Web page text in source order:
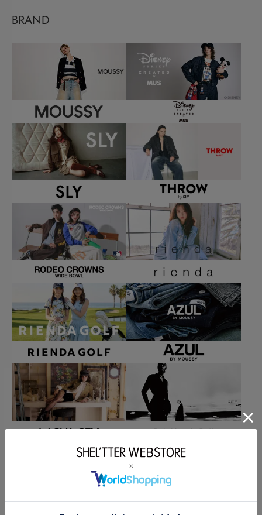
BRAND